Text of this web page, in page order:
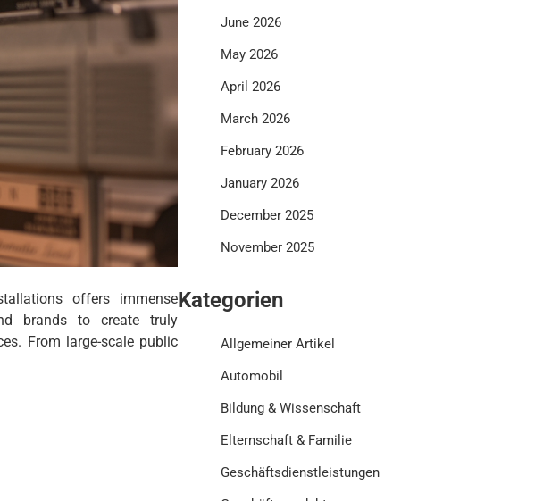
offers immense
brands to create truly
From large-scale public
June 2026
May 2026
April 2026
March 2026
February 2026
January 2026
December 2025
November 2025
Kategorien
Allgemeiner Artikel
Automobil
Bildung & Wissenschaft
Elternschaft & Familie
Geschäftsdienstleistungen